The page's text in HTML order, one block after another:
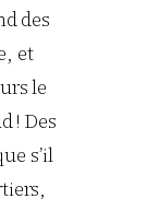
des
et
le
! Des
s’il